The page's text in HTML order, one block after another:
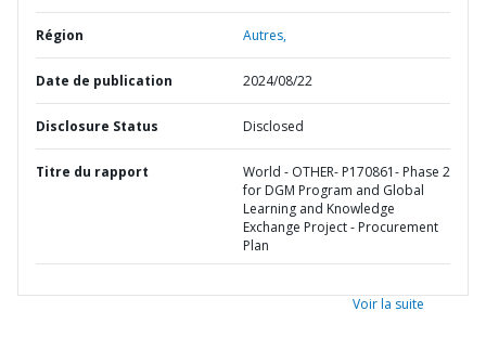
Région Autres,
Date de publication 2024/08/22
Disclosure Status Disclosed
Titre du rapport
World - OTHER- P170861- Phase 2
for DGM Program and Global
Learning and Knowledge
Exchange Project - Procurement
Plan
Voir la suite